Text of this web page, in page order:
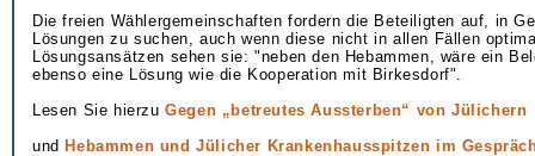
Die freien Wählergemeinschaften fordern die Beteiligten auf, in
Lösungen zu suchen, auch wenn diese nicht in allen Fällen
Lösungsansätzen sehen sie: "neben den Hebammen, wäre ein
ebenso eine Lösung wie die Kooperation mit Birkesdorf".
Lesen Sie hierzuGegen „betreutes Aussterben“ von Jülichern
und Hebammen und Jülicher Krankenhausspitzen im